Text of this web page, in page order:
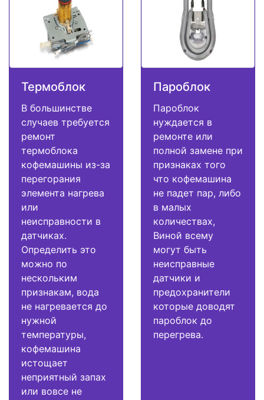
Термоблок
В большинстве
случаев требуется
ремонт
термоблока
кофемашины из-за
перегорания
элемента нагрева
или
неисправности в
датчиках.
Определить это
можно по
нескольким
признакам, вода
не нагревается до
нужной
температуры,
кофемашина
истощает
неприятный запах
или вовсе не
Пароблок
Пароблок
нуждается в
ремонте или
полной замене при
признаках того
что кофемашина
не падет пар, либо
в малых
количествах,
Виной всему
могут быть
неисправные
датчики и
предохранители
которые доводят
пароблок до
перегрева.